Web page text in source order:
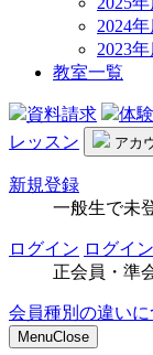
2024
2023
教室一覧
資料請求
体験
レッスン
アカ
新規登録
一般生で未
ログイン ログイン
正会員・準
会員種別の違いに
MenuClose